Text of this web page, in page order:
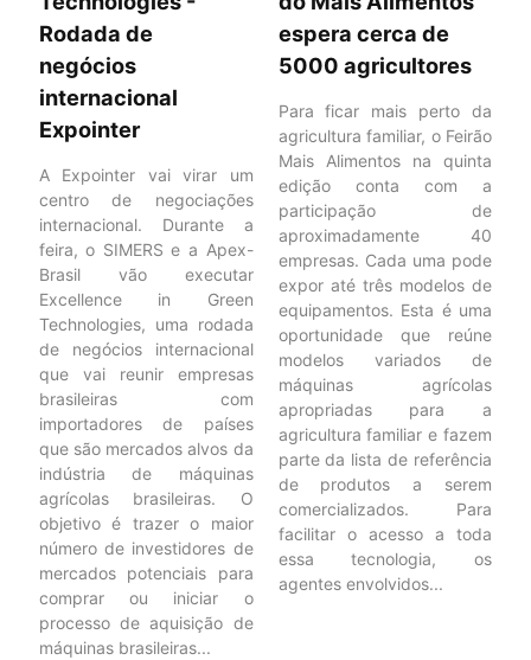
Rodada de
negócios
internacional
Expointer
A Expointer vai virar um
centro de negociações
internacional. Durante a
feira, o SIMERS e a Apex-
Brasil vão executar
Excellence in Green
Technologies, uma rodada
de negócios internacional
que vai reunir empresas
brasileiras com
importadores de países
que são mercados alvos da
indústria de máquinas
agrícolas brasileiras. O
objetivo é trazer o maior
número de investidores de
mercados potenciais para
comprar ou iniciar o
processo de aquisição de
máquinas brasileiras...
espera cerca de
5000 agricultores
Para ficar mais perto da
agricultura familiar, o Feirão
Mais Alimentos na quinta
edição conta com a
participação de
aproximadamente 40
empresas. Cada uma pode
expor até três modelos de
equipamentos. Esta é uma
oportunidade que reúne
modelos variados de
máquinas agrícolas
apropriadas para a
agricultura familiar e fazem
parte da lista de referência
de produtos a serem
comercializados. Para
facilitar o acesso a toda
essa tecnologia, os
agentes envolvidos...